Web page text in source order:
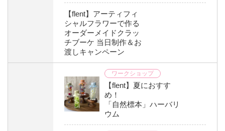
【flent】アーティフィ
シャルフラワーで作る
オーダーメイドクラッ
チブーケ 当日制作＆お
渡しキャンペーン
ワークショップ
【flent】夏におすす
め！
「自然標本」ハーバリ
ウム